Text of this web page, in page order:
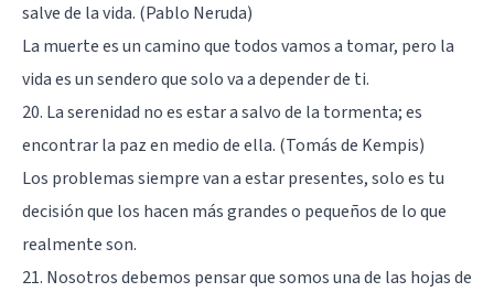
salve de la vida. (Pablo Neruda)
La muerte es un camino que todos vamos a tomar, pero la
vida es un sendero que solo va a depender de ti.
20. La serenidad no es estar a salvo de la tormenta; es
encontrar la paz en medio de ella. (Tomás de Kempis)
Los problemas siempre van a estar presentes, solo es tu
decisión que los hacen más grandes o pequeños de lo que
realmente son.
21. Nosotros debemos pensar que somos una de las hojas de